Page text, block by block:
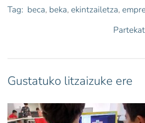
Tag: beca, beka, ekintzailetza,
Gustatuko litzaizuke ere